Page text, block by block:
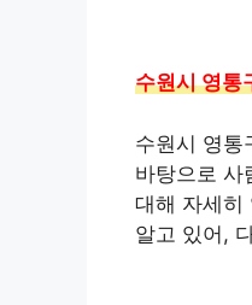
수원시 영통
수원시 영통
바탕으로 사
대해 자세히
알고 있어,